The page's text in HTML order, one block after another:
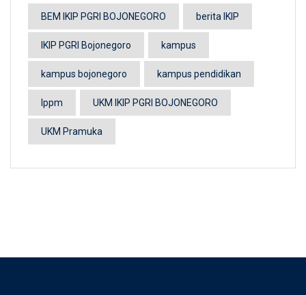
BEM IKIP PGRI BOJONEGORO berita IKIP
IKIP PGRI Bojonegoro kampus
kampus bojonegoro kampus pendidikan
lppm UKM IKIP PGRI BOJONEGORO
UKM Pramuka